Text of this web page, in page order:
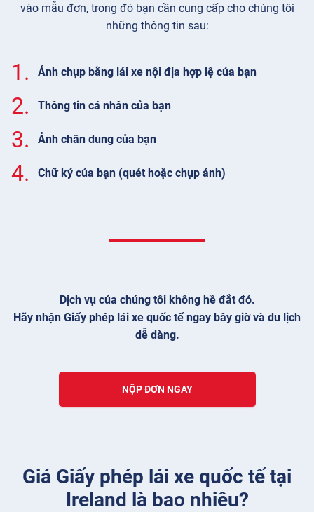
vào mẫu đơn, trong đó bạn cần cung cấp cho chúng tôi
những thông tin sau:
1. Ảnh chụp bằng lái xe nội địa hợp lệ của bạn
2. Thông tin cá nhân của bạn
3. Ảnh chân dung của bạn
4. Chữ ký của bạn (quét hoặc chụp ảnh)
Dịch vụ của chúng tôi không hề đắt đỏ.
Hãy nhận Giấy phép lái xe quốc tế ngay bây giờ và du lịch
dễ dàng.
NỘP ĐƠN NGAY
Giá Giấy phép lái xe quốc tế tại
Ireland là bao nhiêu?